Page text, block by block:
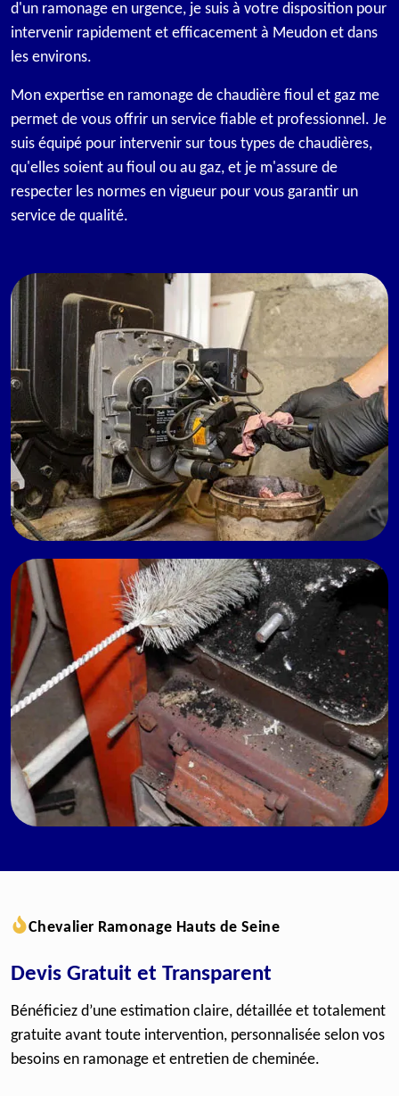
d'un ramonage en urgence, je suis à votre disposition pour
intervenir rapidement et efficacement à Meudon et dans
les environs.
Mon expertise en ramonage de chaudière fioul et gaz me
permet de vous offrir un service fiable et professionnel. Je
suis équipé pour intervenir sur tous types de chaudières,
qu'elles soient au fioul ou au gaz, et je m'assure de
respecter les normes en vigueur pour vous garantir un
service de qualité.
Chevalier Ramonage Hauts de Seine
Devis Gratuit et Transparent
Bénéficiez d’une estimation claire, détaillée et totalement
gratuite avant toute intervention, personnalisée selon vos
besoins en ramonage et entretien de cheminée.